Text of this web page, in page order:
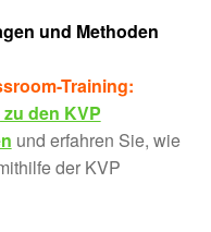
und Methoden
Training:
den KVP
und erfahren Sie, wie
der KVP